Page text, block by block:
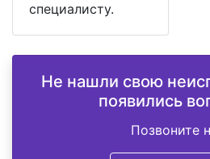
специалисту.
Не нашли свою
появились
Позвоните